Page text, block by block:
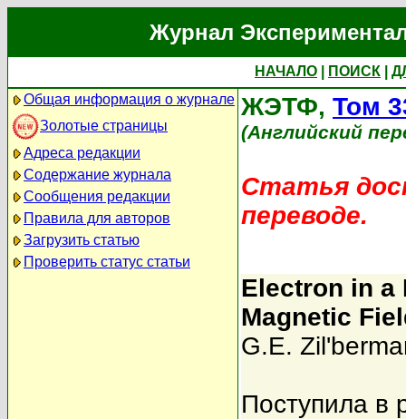
Журнал
НАЧАЛО ПОИСК
Общая информация о журнале
Золотые страницы
Адреса редакции
Содержание журнала
Сообщения редакции
Правила для авторов
Загрузить статью
Проверить статус статьи
ЖЭТФ, Том
(Английский
Статья
переводе.
Electron in a
Magnetic
G.E.
Поступила в